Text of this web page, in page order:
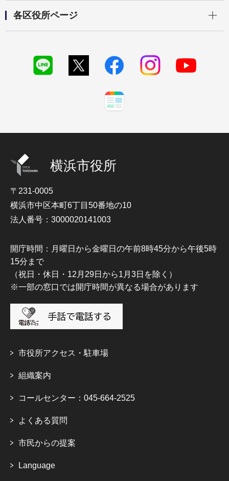
各区役所ページ
横浜市役所
〒231-0005
横浜市中区本町6丁目50番地の10
法人番号：3000020141003
開庁時間：月曜日から金曜日の午前8時45分から午後5時
15分まで
（祝日・休日・12月29日から1月3日を除く）
※一部の窓口では開庁時間が異なる場合があります
市役所アクセス・駐車場
組織案内
コールセンター：045-664-2525
よくある質問
市民からの提案
Language